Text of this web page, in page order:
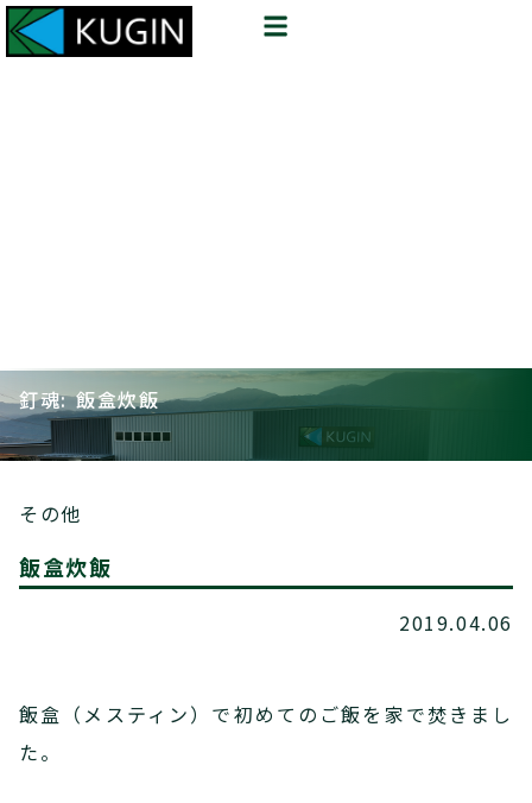
釘魂: 飯盒炊飯
その他
飯盒炊飯
2019.04.06
飯盒（メスティン）で初めてのご飯を家で焚きまし
た。